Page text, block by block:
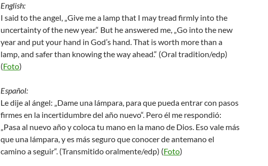
English:
I said to the angel, „Give me a lamp that I may tread firmly into the
uncertainty of the new year.“ But he answered me, „Go into the new
year and put your hand in God’s hand. That is worth more than a
lamp, and safer than knowing the way ahead.“ (Oral tradition/edp)
(Foto)
Español:
Le dije al ángel: „Dame una lámpara, para que pueda entrar con pasos
firmes en la incertidumbre del año nuevo“. Pero él me respondió:
„Pasa al nuevo año y coloca tu mano en la mano de Dios. Eso vale más
que una lámpara, y es más seguro que conocer de antemano el
camino a seguir“. (Transmitido oralmente/edp) (Foto)